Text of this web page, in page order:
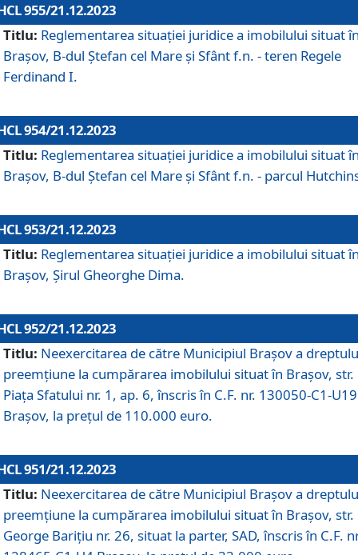
955/21.12.2023
Titlu: Reglementarea situației juridice a imobilului situat
Brașov, B-dul Ștefan cel Mare și Sfânt f.n. - teren Regele
Ferdinand I.
954/21.12.2023
Titlu: Reglementarea situației juridice a imobilului situat
Brașov, B-dul Ștefan cel Mare și Sfânt f.n. - parcul
953/21.12.2023
Titlu: Reglementarea situației juridice a imobilului situat
Brașov, Șirul Gheorghe Dima.
952/21.12.2023
Titlu: Neexercitarea de către Municipiul Brașov a
preemțiune la cumpărarea imobilului situat în Brașov, str.
Piața Sfatului nr. 1, ap. 6, înscris în C.F. nr. 130050-C1-U19
Brașov, la prețul de 110.000 euro.
951/21.12.2023
Titlu: Neexercitarea de către Municipiul Brașov a
preemțiune la cumpărarea imobilului situat în Brașov, str.
George Barițiu nr. 26, situat la parter, SAD, înscris în C.F.